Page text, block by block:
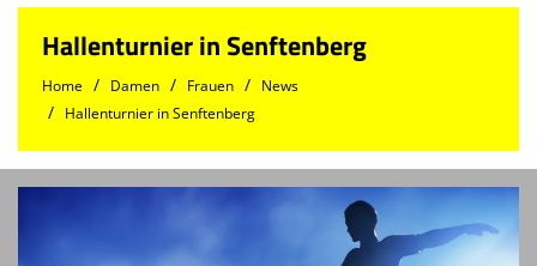
Home
Vereinsnews
Herren
Damen
Spielstätten
Hallenturnier in Senftenberg
Home Damen Frauen
News
Hallenturnier in Senftenberg